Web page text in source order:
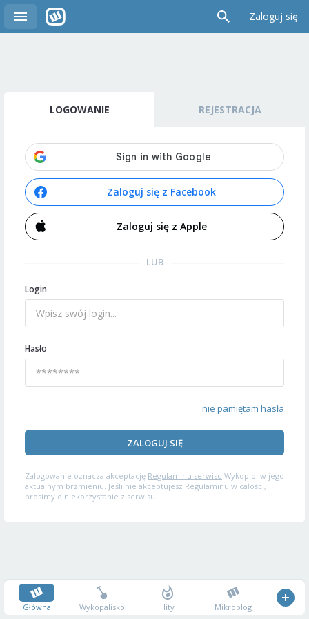
Zaloguj się
LOGOWANIE REJESTRACJA
Zaloguj się z Facebook
Zaloguj się z Apple
LUB
Login
Hasło
nie pamiętam hasła
ZALOGUJ SIĘ
Zalogowanie oznacza akceptację Regulaminu serwisu Wykop.pl w jego
aktualnym brzmieniu. Jeśli nie akceptujesz Regulaminu w całości,
prosimy o niekorzystanie z serwisu.
Główna Wykopalisko Hity Mikroblog